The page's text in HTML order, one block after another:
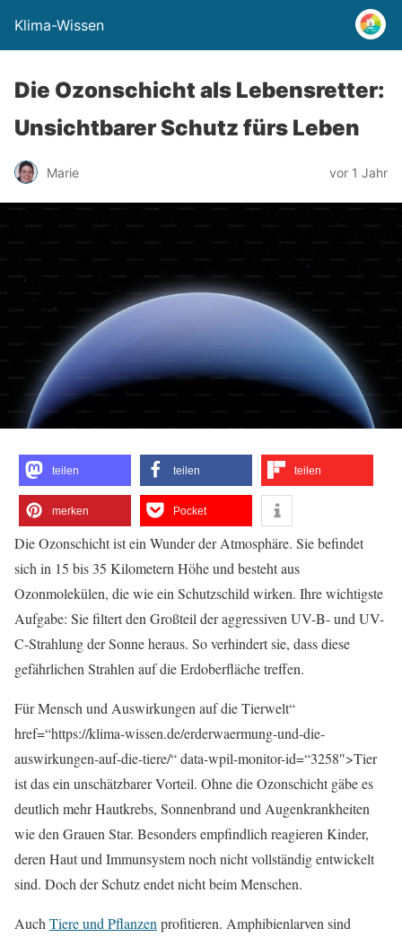
Klima-Wissen
Die Ozonschicht als Lebensretter:
Unsichtbarer Schutz fürs Leben
Marie vor 1 Jahr
teilen teilen teilen
merken Pocket
Die Ozonschicht ist ein Wunder der Atmosphäre. Sie befindet
sich in 15 bis 35 Kilometern Höhe und besteht aus
Ozonmolekülen, die wie ein Schutzschild wirken. Ihre wichtigste
Aufgabe: Sie filtert den Großteil der aggressiven UV-B- und UV-
C-Strahlung der Sonne heraus. So verhindert sie, dass diese
gefährlichen Strahlen auf die Erdoberfläche treffen.
Für Mensch und Auswirkungen auf die Tierwelt“
href=“https://klima-wissen.de/erderwaermung-und-die-
auswirkungen-auf-die-tiere/“ data-wpil-monitor-id=“3258″>Tier
ist das ein unschätzbarer Vorteil. Ohne die Ozonschicht gäbe es
deutlich mehr Hautkrebs, Sonnenbrand und Augenkrankheiten
wie den Grauen Star. Besonders empfindlich reagieren Kinder,
deren Haut und Immunsystem noch nicht vollständig entwickelt
sind. Doch der Schutz endet nicht beim Menschen.
Auch Tiere und Pflanzen profitieren. Amphibienlarven sind